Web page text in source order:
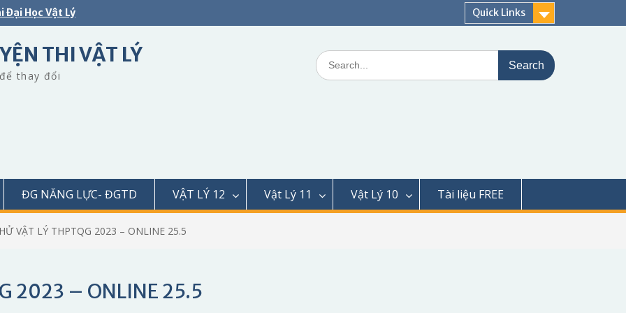
Đại Học Vật Lý Quick Links
THI VẬT LÝ
thay đổi
Search
for:
ĐG NĂNG LỰC- ĐGTD VẬT LÝ 12 Vật Lý 11 Vật Lý 10 Tài liệu FREE
VẬT LÝ THPTQG 2023 – ONLINE 25.5
2023 – ONLINE 25.5